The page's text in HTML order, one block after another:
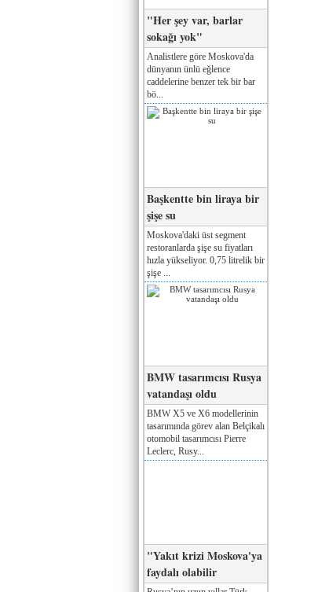
"Her şey var, barlar
sokağı yok"
Analistlere göre Moskova'da
dünyanın ünlü eğlence
caddelerine benzer tek bir bar
bö...
Başkentte bin liraya bir
şişe su
Moskova'daki üst segment
restoranlarda şişe su fiyatları
hızla yükseliyor. 0,75 litrelik bir
şişe ...
BMW tasarımcısı Rusya
vatandaşı oldu
BMW X5 ve X6 modellerinin
tasarımında görev alan Belçikalı
otomobil tasarımcısı Pierre
Leclerc, Rusy...
"Yakıt krizi Moskova'ya
faydalı olabilir